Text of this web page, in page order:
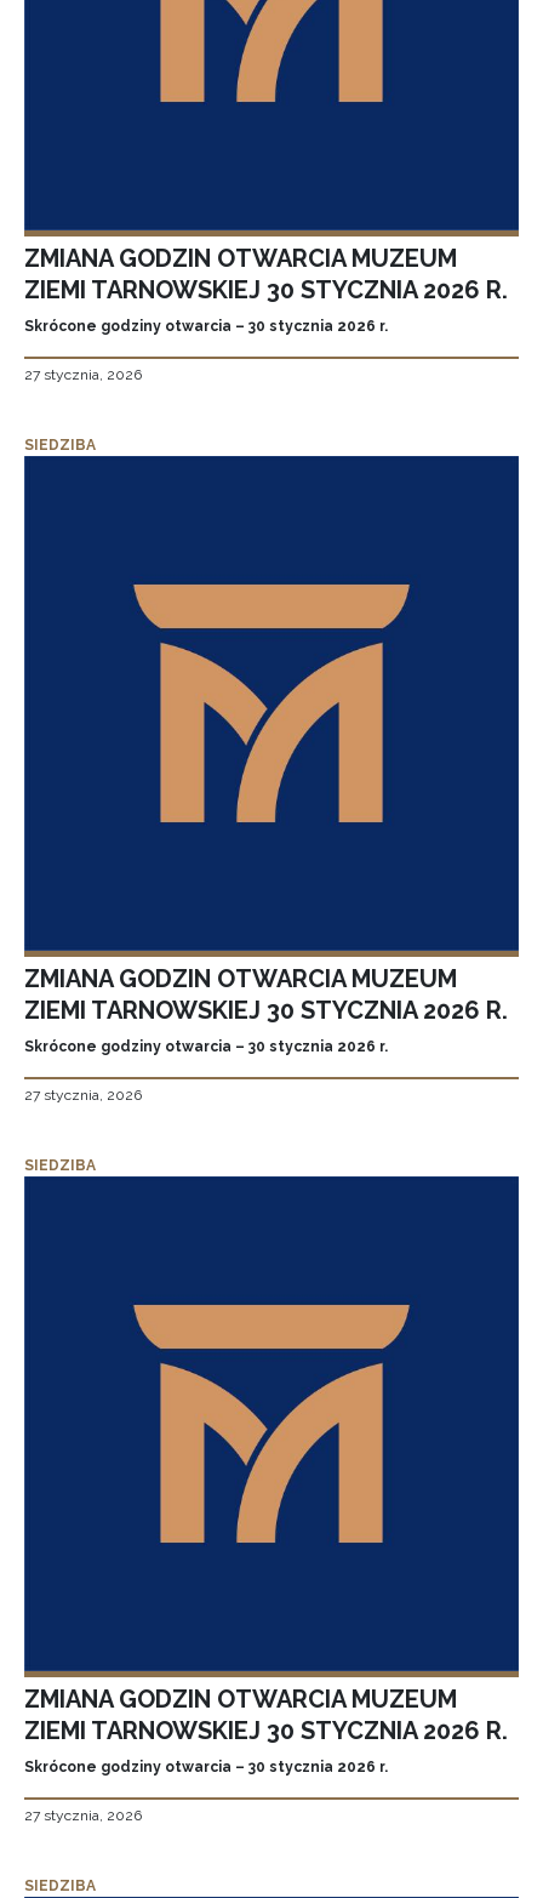
ZMIANA GODZIN OTWARCIA MUZEUM
ZIEMI TARNOWSKIEJ 30 STYCZNIA 2026 R.
Skrócone godziny otwarcia – 30 stycznia 2026 r.
27 stycznia, 2026
SIEDZIBA
ZMIANA GODZIN OTWARCIA MUZEUM
ZIEMI TARNOWSKIEJ 30 STYCZNIA 2026 R.
Skrócone godziny otwarcia – 30 stycznia 2026 r.
27 stycznia, 2026
SIEDZIBA
ZMIANA GODZIN OTWARCIA MUZEUM
ZIEMI TARNOWSKIEJ 30 STYCZNIA 2026 R.
Skrócone godziny otwarcia – 30 stycznia 2026 r.
27 stycznia, 2026
SIEDZIBA